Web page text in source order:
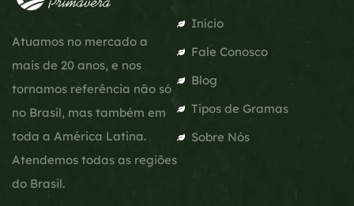
Atuamos no mercado a
mais de 20 anos, e nos
tornamos referência não só
no Brasil, mas também em
toda a América Latina.
Atendemos todas as regiões
do Brasil.
Início
Fale Conosco
Blog
Tipos de Gramas
Sobre Nós